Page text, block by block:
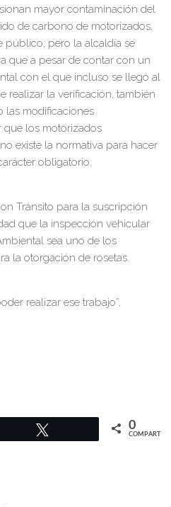
mayor contaminación del
de carbono de motorizados,
público; pero la alcaldía se
que a pesar de contar con un
con el que incluso se llegó al
realizar la verificación, también
las modificaciones
que los motorizados
existe la normativa para hacer
obligatorio.
Tránsito para la suscripción
que la inspección vehicular
sea uno de los
la otorgación de rosetas.
realizar ese trabajo”,
0
COMPARTIR